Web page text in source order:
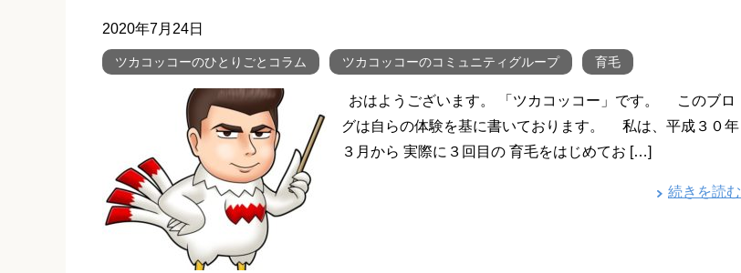
2020年7月24日
ツカコッコーのひとりごとコラム ツカコッコーのコミュニティグループ 育毛
おはようございます。 「ツカコッコー」です。 このブロ
グは自らの体験を基に書いております。 私は、平成３０年
３月から 実際に３回目の 育毛をはじめてお […]
続きを読む